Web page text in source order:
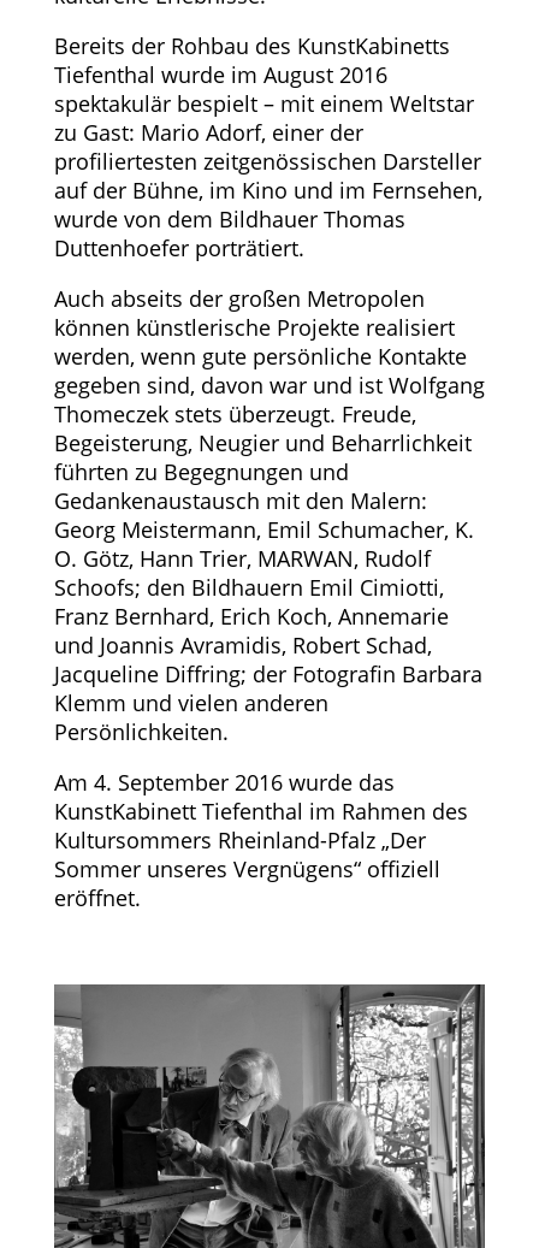
Bereits der Rohbau des KunstKabinetts
Tiefenthal wurde im August 2016
spektakulär bespielt – mit einem Weltstar
zu Gast: Mario Adorf, einer der
profiliertesten zeitgenössischen Darsteller
auf der Bühne, im Kino und im Fernsehen,
wurde von dem Bildhauer Thomas
Duttenhoefer porträtiert.
Auch abseits der großen Metropolen
können künstlerische Projekte realisiert
werden, wenn gute persönliche Kontakte
gegeben sind, davon war und ist Wolfgang
Thomeczek stets überzeugt. Freude,
Begeisterung, Neugier und Beharrlichkeit
führten zu Begegnungen und
Gedankenaustausch mit den Malern:
Georg Meistermann, Emil Schumacher, K.
O. Götz, Hann Trier, MARWAN, Rudolf
Schoofs; den Bildhauern Emil Cimiotti,
Franz Bernhard, Erich Koch, Annemarie
und Joannis Avramidis, Robert Schad,
Jacqueline Diffring; der Fotografin Barbara
Klemm und vielen anderen
Persönlichkeiten.
Am 4. September 2016 wurde das
KunstKabinett Tiefenthal im Rahmen des
Kultursommers Rheinland-Pfalz „Der
Sommer unseres Vergnügens“ offiziell
eröffnet.